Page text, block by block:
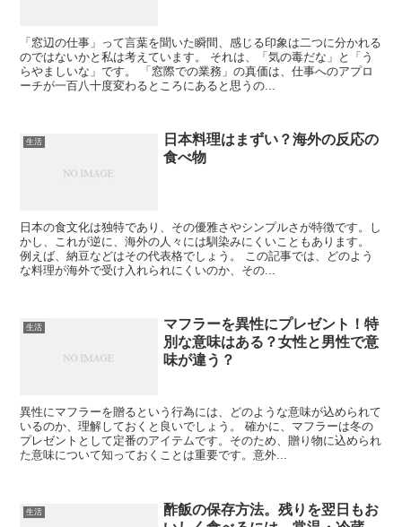
「窓辺の仕事」って言葉を聞いた瞬間、感じる印象は二つに分かれる
のではないかと私は考えています。 それは、「気の毒だな」と「う
らやましいな」です。 「窓際での業務」の真価は、仕事へのアプロ
ーチが一百八十度変わるところにあると思うの...
生活
日本料理はまずい？海外の反応の
食べ物
日本の食文化は独特であり、その優雅さやシンプルさが特徴です。し
かし、これが逆に、海外の人々には馴染みにくいこともあります。
例えば、納豆などはその代表格でしょう。 この記事では、どのよう
な料理が海外で受け入れられにくいのか、その...
生活
マフラーを異性にプレゼント！特
別な意味はある？女性と男性で意
味が違う？
異性にマフラーを贈るという行為には、どのような意味が込められて
いるのか、理解しておくと良いでしょう。 確かに、マフラーは冬の
プレゼントとして定番のアイテムです。そのため、贈り物に込められ
た意味について知っておくことは重要です。意外...
生活
酢飯の保存方法。残りを翌日もお